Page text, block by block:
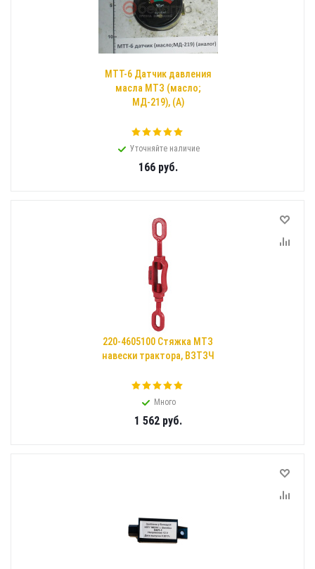
МТТ-6 Датчик давления
масла МТЗ (масло;
МД-219), (А)
Уточняйте наличие
166руб.
220-4605100 Стяжка МТЗ
навески трактора, ВЗТЗЧ
Много
1 562руб.